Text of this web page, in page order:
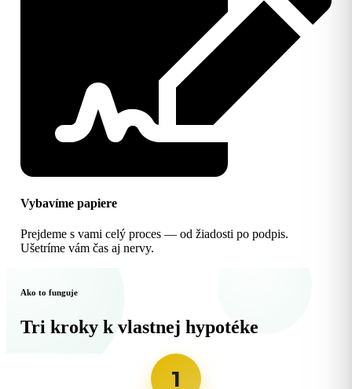
Vybavíme papiere
Prejdeme s vami celý proces — od žiadosti po podpis.
Ušetríme vám čas aj nervy.
Ako to funguje
Tri kroky k vlastnej hypotéke
1